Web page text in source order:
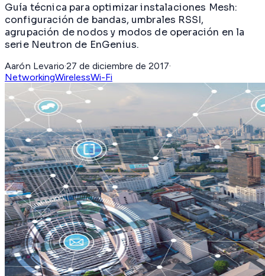
Guía técnica para optimizar instalaciones Mesh:
configuración de bandas, umbrales RSSI,
agrupación de nodos y modos de operación en la
serie Neutron de EnGenius.
Aarón Levario·27 de diciembre de 2017·
NetworkingWirelessWi-Fi